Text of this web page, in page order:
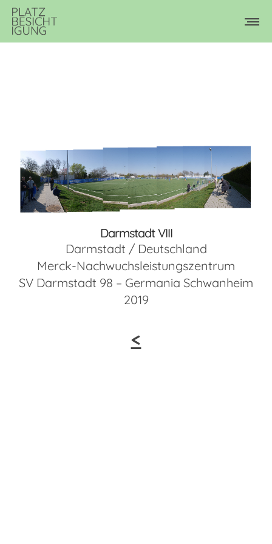
Darmstadt VIII
Darmstadt / Deutschland
Merck-Nachwuchsleistungszentrum
SV Darmstadt 98 – Germania Schwanheim
2019
<